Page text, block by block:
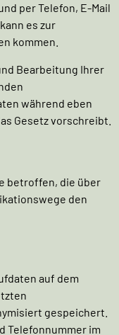
per Telefon, E-Mail
es zur
kommen.
Bearbeitung Ihrer
während eben
Gesetz vorschreibt.
betroffen, die über
den
auf dem
gespeichert.
Telefonnummer im